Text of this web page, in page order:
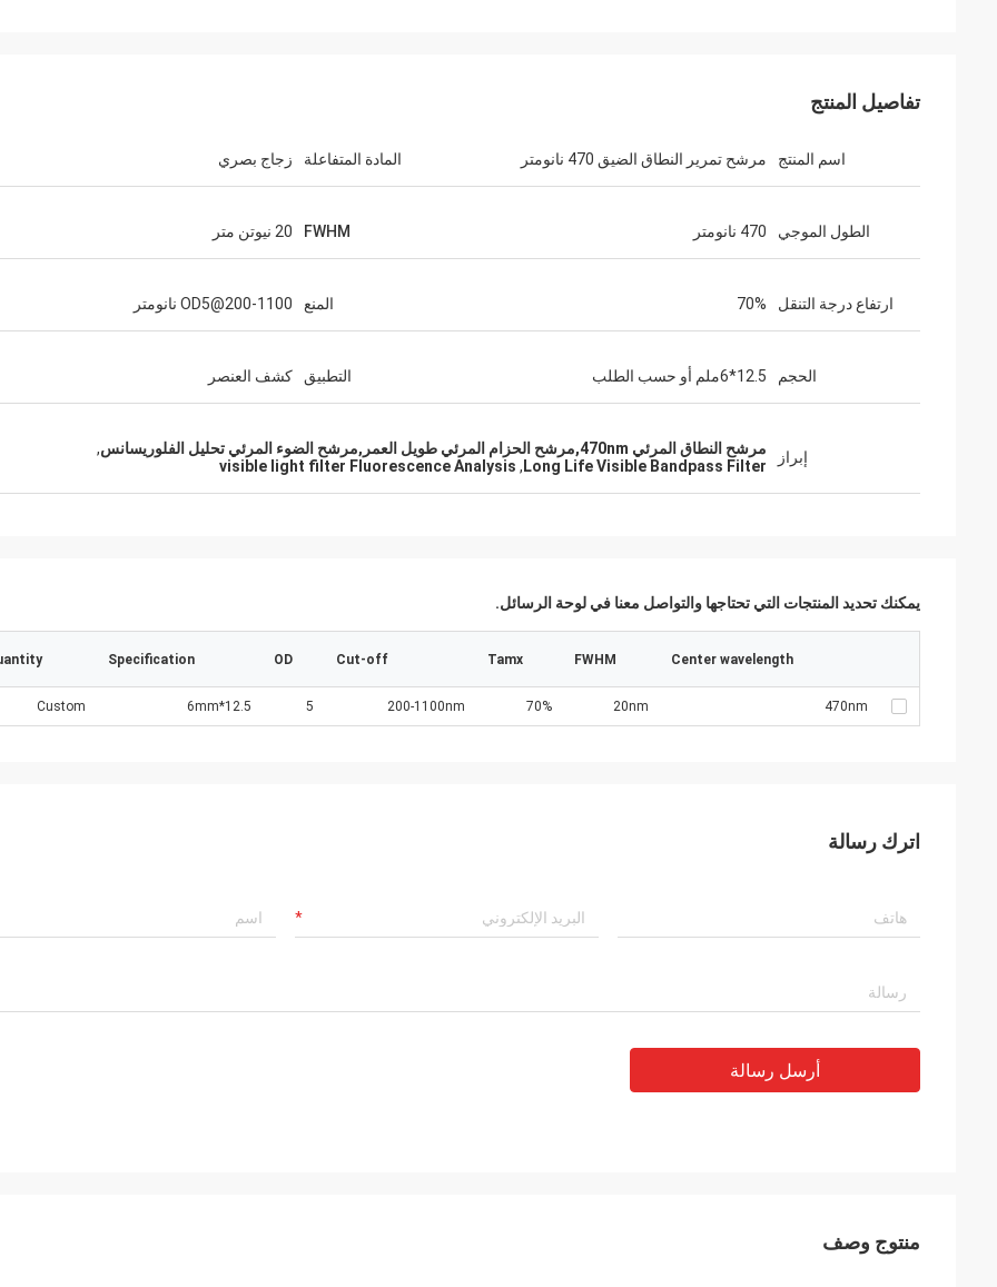
تفاصيل المنتج
اسم المنتج مرشح تمرير النطاق الضيق 470 نانومتر المادة المتفاعلة زجاج بصري
الطول الموجي 470 نانومتر FWHM 20 نيوتن متر
ارتفاع درجة التنقل 70% المنع OD5@200-1100 نانومتر
الحجم 12.5*6ملم أو حسب الطلب التطبيق كشف العنصر
إبراز مرشح النطاق المرئي 470nm,مرشح الحزام المرئي طويل العمر,مرشح الضوء المرئي تحليل الفلوريسانس
,
Long Life Visible Bandpass Filter
,
visible light filter Fluorescence Analysis
يمكنك تحديد المنتجات التي تحتاجها والتواصل معنا في لوحة الرسائل.
Center wavelength
FWHM
Tamx
Cut-off
OD
Specification
470nm
20nm
70%
200-1100nm
5
12.5*6mm
Custom
اترك رسالة
أرسل رسالة
منتوج وصف